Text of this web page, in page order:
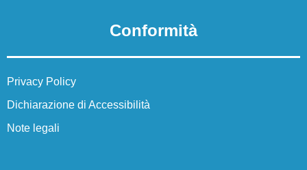
Panoramica
Conformità
Privacy Policy
Dichiarazione di Accessibilità
Note legali